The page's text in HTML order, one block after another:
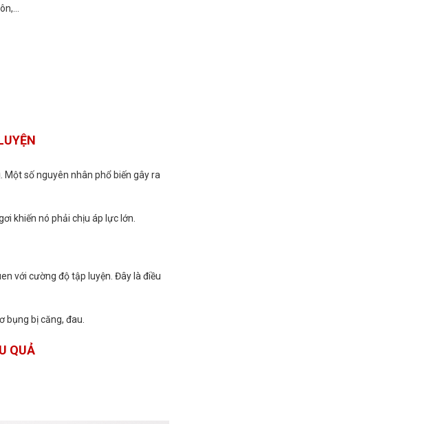
số nguyên nhân phổ biến gây ra
khiến nó phải chịu áp lực lớn.
với cường độ tập luyện. Đây là điều
bụng bị căng, đau.
QUẢ